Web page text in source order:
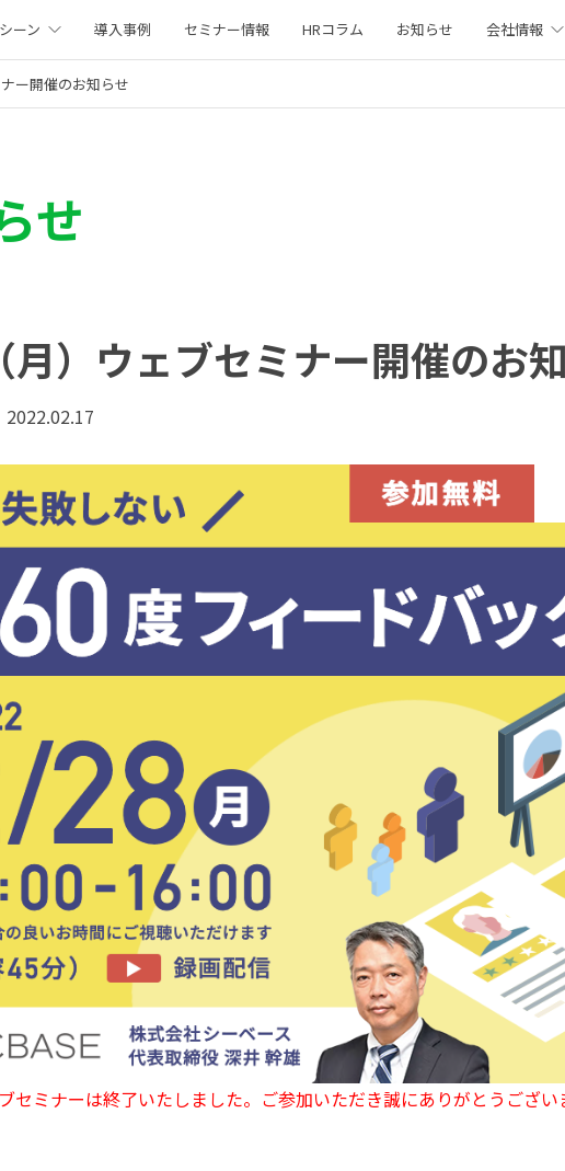
ーン 導入事例 セミナー情報 HRコラム お知らせ 会社情報
ー開催のお知らせ
せ
）ウェブセミナー開催のお
2022.02.17
セミナーは終了いたしました。ご参加いただき誠にありがとうござい